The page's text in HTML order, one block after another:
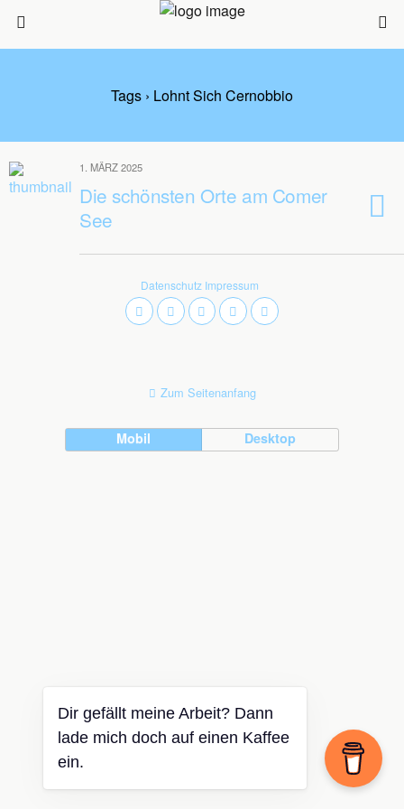
Tags › Lohnt Sich Cernobbio
1. MÄRZ 2025
Die schönsten Orte am Comer
See
Datenschutz Impressum
Zum Seitenanfang
Mobil Desktop
Dir gefällt meine Arbeit? Dann
lade mich doch auf einen Kaffee
ein.